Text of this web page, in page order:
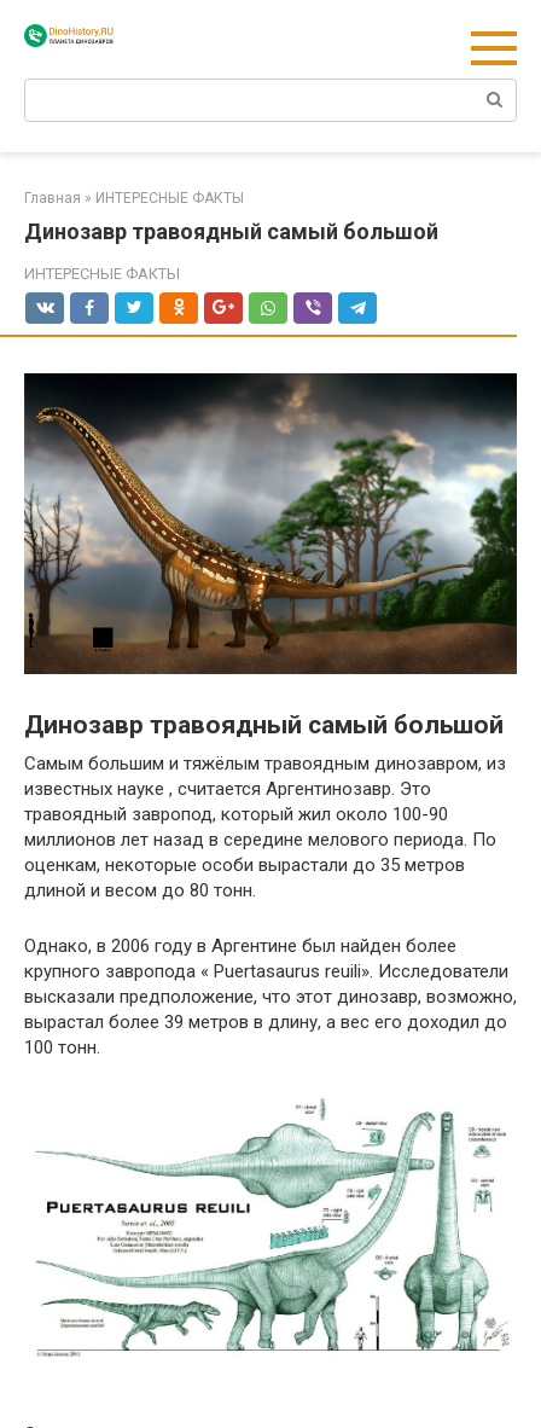
Главная » ИНТЕРЕСНЫЕ ФАКТЫ
Динозавр травоядный самый большой
ИНТЕРЕСНЫЕ ФАКТЫ
Динозавр травоядный самый большой
Самым большим и тяжёлым травоядным динозавром, из
известных науке , считается Аргентинозавр. Это
травоядный завропод, который жил около 100-90
миллионов лет назад в середине мелового периода. По
оценкам, некоторые особи вырастали до 35 метров
длиной и весом до 80 тонн.
Однако, в 2006 году в Аргентине был найден более
крупного завропода « Puertasaurus reuili». Исследователи
высказали предположение, что этот динозавр, возможно,
вырастал более 39 метров в длину, а вес его доходил до
100 тонн.